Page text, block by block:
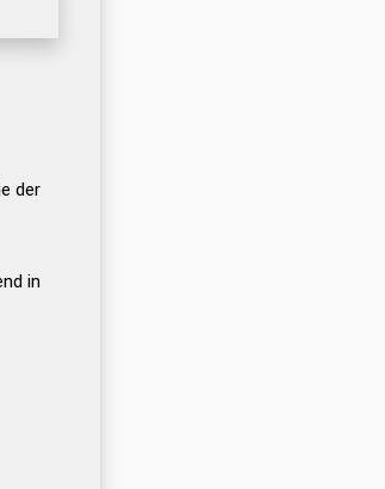
der
in